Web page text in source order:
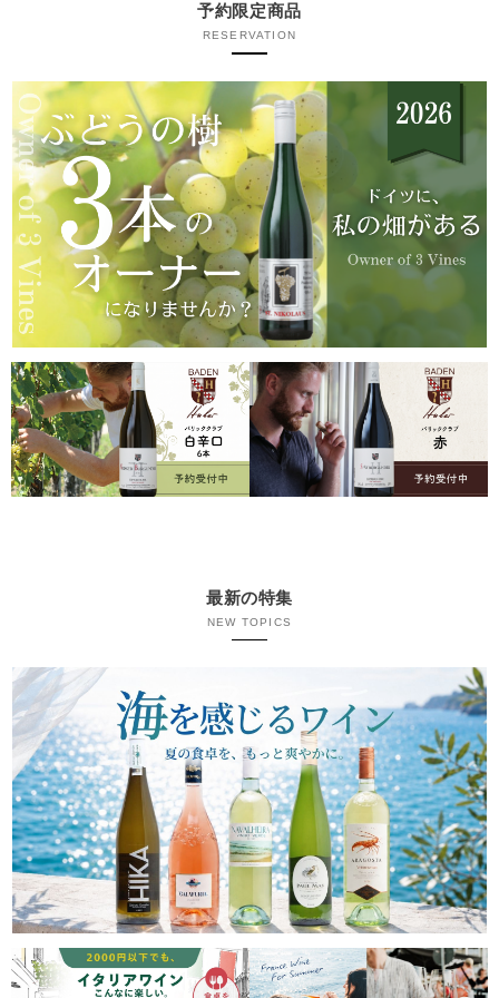
予約限定商品
RESERVATION
最新の特集
NEW TOPICS